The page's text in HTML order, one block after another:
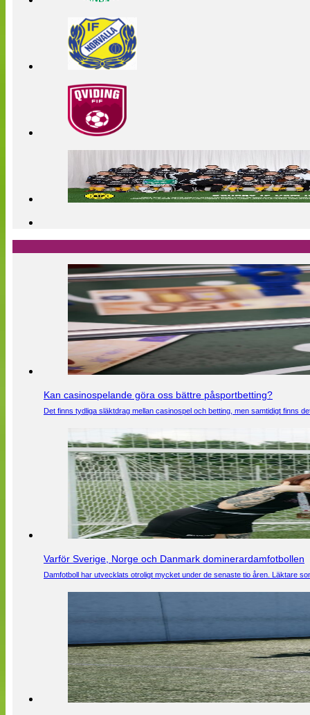
Kan casinospelande göra oss bättre påsportbetting?
Det finns tydliga släktdrag mellan casinospel och betting, men samtidigt finns
Varför Sverige, Norge och Danmark dominerardamfotbollen
Damfotboll har utvecklats otroligt mycket under de senaste tio åren. Läktare